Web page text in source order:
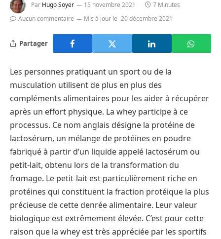
Par Hugo Soyer 15 novembre 2021
7 Minutes
Aucun commentaire
Mis à jour le 20 décembre 2021
Partager
Les personnes pratiquant un sport ou de la
musculation utilisent de plus en plus des
compléments alimentaires pour les aider à récupérer
après un effort physique. La whey participe à ce
processus. Ce nom anglais désigne la protéine de
lactosérum, un mélange de protéines en poudre
fabriqué à partir d’un liquide appelé lactosérum ou
petit-lait, obtenu lors de la transformation du
fromage. Le petit-lait est particulièrement riche en
protéines qui constituent la fraction protéique la plus
précieuse de cette denrée alimentaire. Leur valeur
biologique est extrêmement élevée. C’est pour cette
raison que la whey est très appréciée par les sportifs